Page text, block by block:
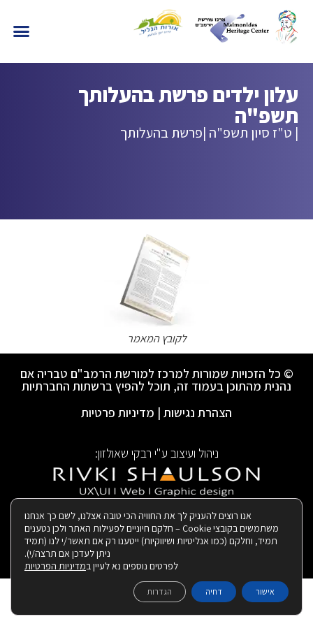
עלון ילדים פרשת בהעלותך
תשפ"ה
| ט"ז סיון תשפ"ה |פרשת בהעלותך
לקובץ המאמר
© כל הזכויות שמורות למרכז למורשת הרמב"ם טבריה אם
נהנית מהתוכן בעמוד זה, תוכל להפיץ ברשתות החברתיות
הצהרת נגישות | מדיניות פרטיות
ניהול ועיצוב ע"י רבקי שאולזון:
| בנייה ותחזוקת האתר:
אנו רוצים להעניק לך את החוויה הכי טובה אצלנו, לשם כך אנחנו
משתמשים בקובצי Cookie – חלקם חיוניים לפעילות האתר ולכן נטענים
תמיד, וחלקם (כמו אנליטיות ושיווקיות) ייטענו רק אם תאשר/י לנו (תמיד
ניתן לעדכן אם תרצה/י).
לפרטים נוספים נא לעיין במדיניות הפרטיות
אישור דחיה הגדרות